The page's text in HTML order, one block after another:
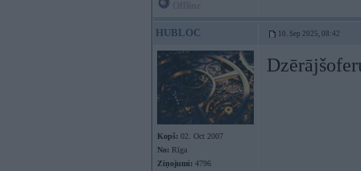
HUBLOC 10. Sep 2025, 08:42
Kopš: 02. Oct 2007
No: Rīga
Ziņojumi: 4796